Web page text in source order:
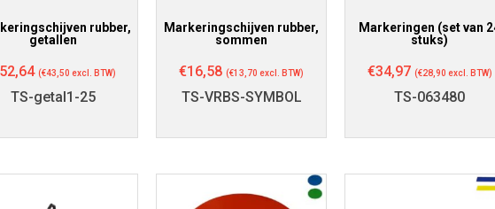
rubber,
getallen
(€43,50 excl. BTW)
TS-getal1-25
Markeringschijven rubber,
sommen
€16,58 (€13,70 excl. BTW)
TS-VRBS-SYMBOL
Markeringen (set van
stuks)
€34,97 (€28,90 excl. BTW)
TS-063480